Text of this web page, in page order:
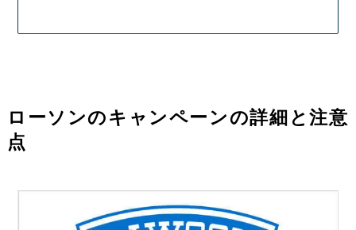
ローソンのキャンペーンの詳細と注意
点